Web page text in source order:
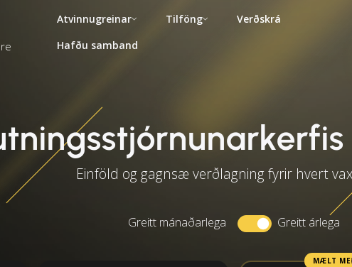
Atvinnugreinar Tilföng
Verðskrá
Hafðu samband
Einföld og gagnsæ verðlagning fyrir hvert
Greitt mánaðarlega Greitt árlega
MÆLT